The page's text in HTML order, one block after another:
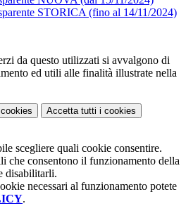
STORICA (fino al 14/11/2024)
da questo utilizzati si avvalgono di
ed utili alle finalità illustrate nella
Accetta tutti i cookies
scegliere quali cookie consentire.
che consentono il funzionamento della
disabilitarli.
necessari al funzionamento potete
.